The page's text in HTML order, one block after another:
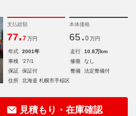
支払総額
77.7 万円
本体価格
65. 0 万円
年式 2001年 走行
10.8万km
車検
'27/1 修復
なし
保証
保証付 整備
法定整備付
住所
北海道 札幌市手稲区
見積もり・在庫確認